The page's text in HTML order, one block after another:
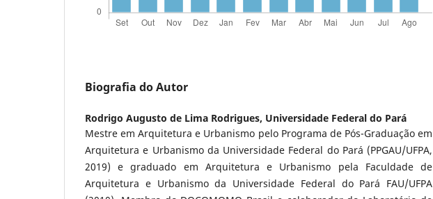
Biografia do Autor
Rodrigo Augusto de Lima Rodrigues, Universidade Federal do Pará
Mestre em Arquitetura e Urbanismo pelo Programa de Pós-Graduação em
Arquitetura e Urbanismo da Universidade Federal do Pará (PPGAU/UFPA,
2019) e graduado em Arquitetura e Urbanismo pela Faculdade de
Arquitetura e Urbanismo da Universidade Federal do Pará FAU/UFPA